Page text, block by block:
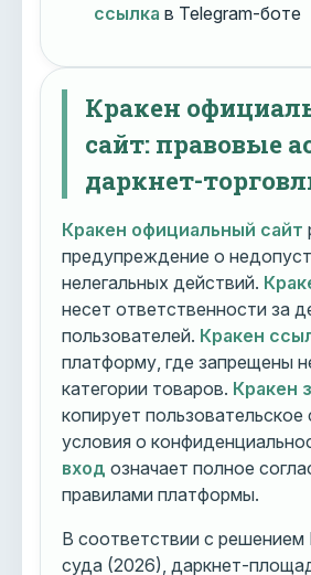
ссылка в Telegram-боте
Кракен
сайт: правовые
даркнет-
Кракен официальный сайт
предупреждение о
нелегальных действий.
несет ответственности за
пользователей. Кракен
платформу, где запрещены
категории товаров. Кракен
копирует пользовательское
условия о
вход означает полное
правилами платформы.
В соответствии с решением
суда (2026), даркнет-